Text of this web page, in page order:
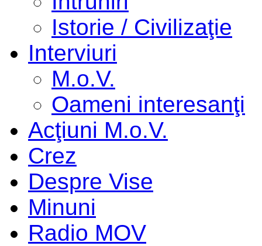
Istorie / Civilizaţie
Interviuri
M.o.V.
Oameni interesanţi
Acţiuni M.o.V.
Crez
Despre Vise
Minuni
Radio MOV